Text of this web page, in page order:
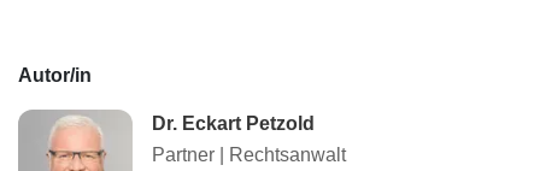
Autor/in
Dr. Eckart Petzold
Partner
Rechtsanwalt